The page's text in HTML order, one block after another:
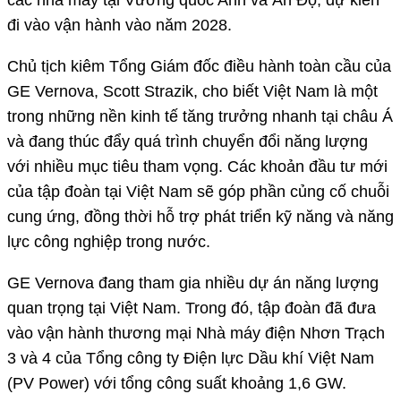
đi vào vận hành vào năm 2028.
Chủ tịch kiêm Tổng Giám đốc điều hành toàn cầu của
GE Vernova, Scott Strazik, cho biết Việt Nam là một
trong những nền kinh tế tăng trưởng nhanh tại châu Á
và đang thúc đẩy quá trình chuyển đổi năng lượng
với nhiều mục tiêu tham vọng. Các khoản đầu tư mới
của tập đoàn tại Việt Nam sẽ góp phần củng cố chuỗi
cung ứng, đồng thời hỗ trợ phát triển kỹ năng và năng
lực công nghiệp trong nước.
GE Vernova đang tham gia nhiều dự án năng lượng
quan trọng tại Việt Nam. Trong đó, tập đoàn đã đưa
vào vận hành thương mại Nhà máy điện Nhơn Trạch
3 và 4 của Tổng công ty Điện lực Dầu khí Việt Nam
(PV Power) với tổng công suất khoảng 1,6 GW.